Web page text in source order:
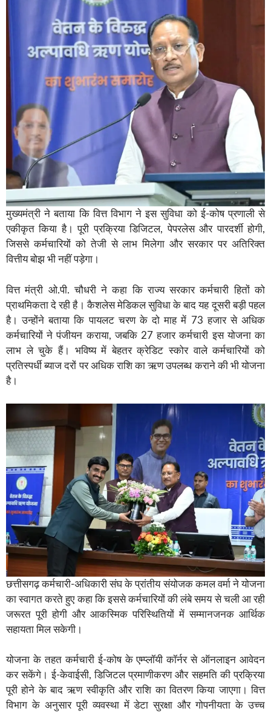
मुख्यमंत्री ने बताया कि वित्त विभाग ने इस सुविधा को ई-कोष प्रणाली से
एकीकृत किया है। पूरी प्रक्रिया डिजिटल, पेपरलेस और पारदर्शी होगी,
जिससे कर्मचारियों को तेजी से लाभ मिलेगा और सरकार पर अतिरिक्त
वित्तीय बोझ भी नहीं पड़ेगा।
वित्त मंत्री ओ.पी. चौधरी ने कहा कि राज्य सरकार कर्मचारी हितों को
प्राथमिकता दे रही है। कैशलेस मेडिकल सुविधा के बाद यह दूसरी बड़ी पहल
है। उन्होंने बताया कि पायलट चरण के दो माह में 73 हजार से अधिक
कर्मचारियों ने पंजीयन कराया, जबकि 27 हजार कर्मचारी इस योजना का
लाभ ले चुके हैं। भविष्य में बेहतर क्रेडिट स्कोर वाले कर्मचारियों को
प्रतिस्पर्धी ब्याज दरों पर अधिक राशि का ऋण उपलब्ध कराने की भी योजना
है।
छत्तीसगढ़ कर्मचारी-अधिकारी संघ के प्रांतीय संयोजक कमल वर्मा ने योजना
का स्वागत करते हुए कहा कि इससे कर्मचारियों की लंबे समय से चली आ रही
जरूरत पूरी होगी और आकस्मिक परिस्थितियों में सम्मानजनक आर्थिक
सहायता मिल सकेगी।
योजना के तहत कर्मचारी ई-कोष के एम्प्लॉयी कॉर्नर से ऑनलाइन आवेदन
कर सकेंगे। ई-केवाईसी, डिजिटल प्रमाणीकरण और सहमति की प्रक्रिया
पूरी होने के बाद ऋण स्वीकृति और राशि का वितरण किया जाएगा। वित्त
विभाग के अनुसार पूरी व्यवस्था में डेटा सुरक्षा और गोपनीयता के उच्च